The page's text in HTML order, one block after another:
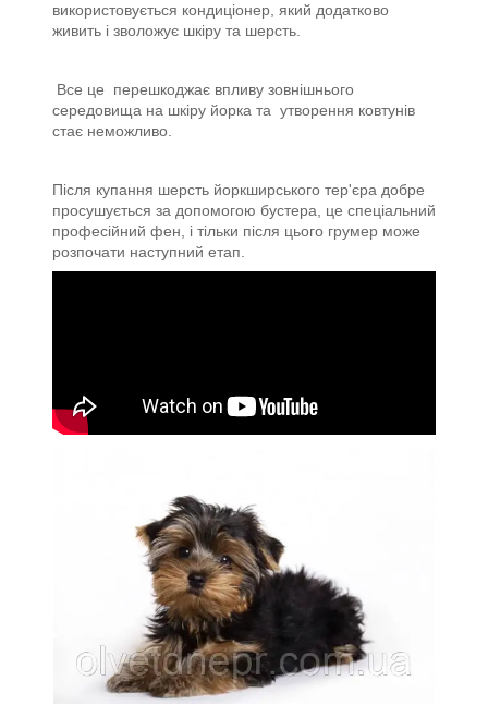
використовується кондиціонер, який додатково
живить і зволожує шкіру та шерсть.
Все це перешкоджає впливу зовнішнього
середовища на шкіру йорка та утворення ковтунів
стає неможливо.
Після купання шерсть йоркширського тер'єра добре
просушується за допомогою бустера, це спеціальний
професійний фен, і тільки після цього грумер може
розпочати наступний етап.